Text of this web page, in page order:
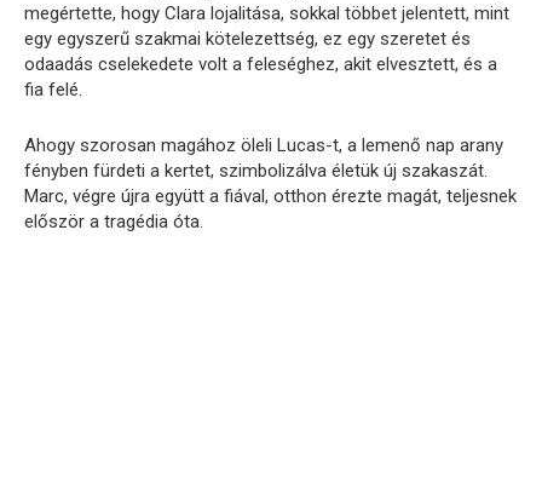
megértette, hogy Clara lojalitása, sokkal többet jelentett, mint
egy egyszerű szakmai kötelezettség, ez egy szeretet és
odaadás cselekedete volt a feleséghez, akit elvesztett, és a
fia felé.
Ahogy szorosan magához öleli Lucas-t, a lemenő nap arany
fényben fürdeti a kertet, szimbolizálva életük új szakaszát.
Marc, végre újra együtt a fiával, otthon érezte magát, teljesnek
először a tragédia óta.